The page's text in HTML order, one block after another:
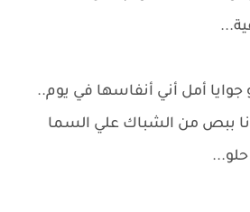
جوايا أمل أني أنفاسها في يوم..
ببص من الشباك علي السما